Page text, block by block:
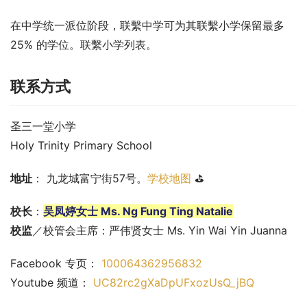
在中学统一派位阶段，联繫中学可为其联繫小学保留最多
25% 的学位。联繫小学列表。
联系方式
圣三一堂小学
Holy Trinity Primary School
地址 ： 九龙城富宁街57号。 学校地图 ⛳
校长 ： 吴凤婷女士 Ms. Ng Fung Ting Natalie
校监 ／校管会主席：严伟贤女士 Ms. Yin Wai Yin Juanna
Facebook 专页： 100064362956832
Youtube 频道： UC82rc2gXaDpUFxozUsQ_jBQ